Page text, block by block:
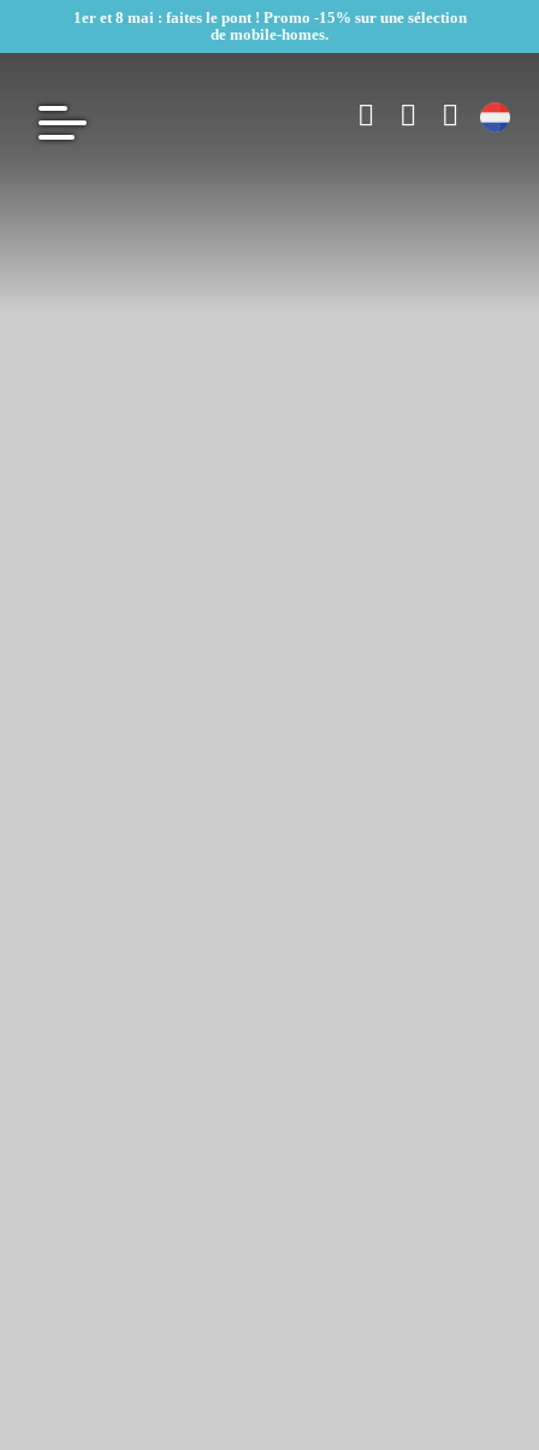
1er et 8 mai : faites le pont ! Promo -15% sur une sélection
de mobile-homes.